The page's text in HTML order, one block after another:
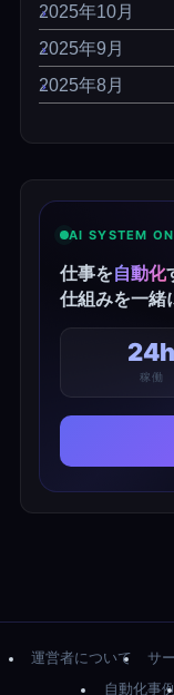
2025年10月
2025年9月
2025年8月
AI SYSTEM
仕事を自動化
仕組みを一緒
24h
稼働
運営者について サ
自動化事例